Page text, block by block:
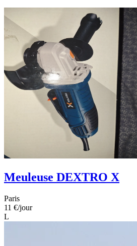
Meuleuse DEXTRO X
Paris
11 €/jour
L